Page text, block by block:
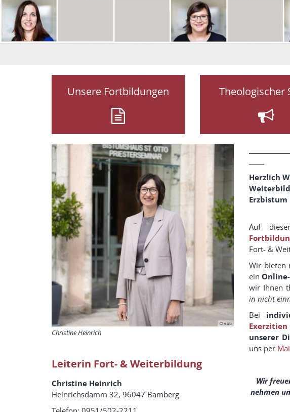
Unsere Fortbildungen Theologischer
© eob
Christine Heinrich
Leiterin Fort- & Weiterbildung
Christine Heinrich
Heinrichsdamm 32, 96047 Bamberg
Herzlich
Erzbistum
Auf
Fort- &
Wir bieten
ein
wir Ihnen
in nicht
Bei
Exerzitien
unserer
uns per
Wir
nehmen